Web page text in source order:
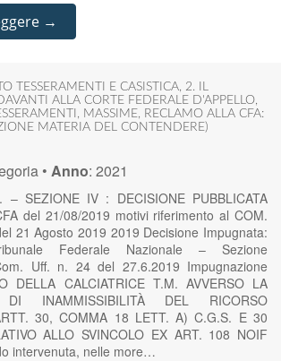
→
TESSERAMENTI E CASISTICA, 2. IL
ALLA CORTE FEDERALE D'APPELLO,
, MASSIME, RECLAMO ALLA CFA:
MATERIA DEL CONTENDERE)
• Anno: 2021
– SEZIONE IV : DECISIONE PUBBLICATA
del 21/08/2019 motivi riferimento al COM.
21 Agosto 2019 2019 Decisione Impugnata:
Federale Nazionale – Sezione
Uff. n. 24 del 27.6.2019 Impugnazione
DELLA CALCIATRICE T.M. AVVERSO LA
DI INAMMISSIBILITÀ DEL RICORSO
30, COMMA 18 LETT. A) C.G.S. E 30
ALLO SVINCOLO EX ART. 108 NOIF
intervenuta, nelle more…